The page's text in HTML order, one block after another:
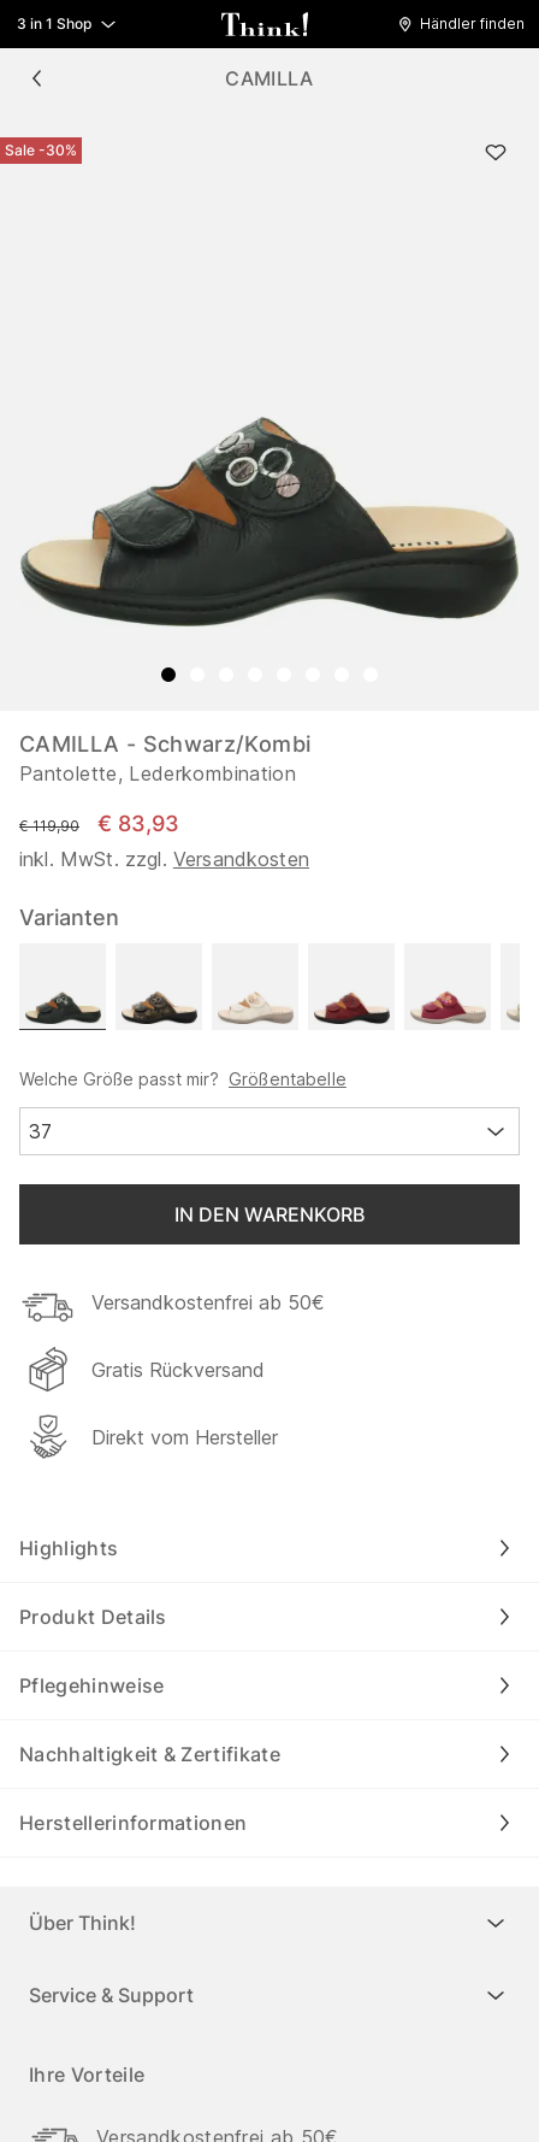
3 in 1 Shop Händler finden
CAMILLA
Sale -30%
CAMILLA - Schwarz/Kombi
Pantolette, Lederkombination
statt
€ 119,90 € 83,93
inkl. MwSt. zzgl. Versandkosten
Varianten
Welche Größe passt mir? Größentabelle
37
IN DEN WARENKORB
Versandkostenfrei ab 50€
Gratis Rückversand
Direkt vom Hersteller
Highlights
Produkt Details
Pflegehinweise
Nachhaltigkeit & Zertifikate
Herstellerinformationen
Über Think!
Service & Support
Ihre Vorteile
Versandkostenfrei ab 50€